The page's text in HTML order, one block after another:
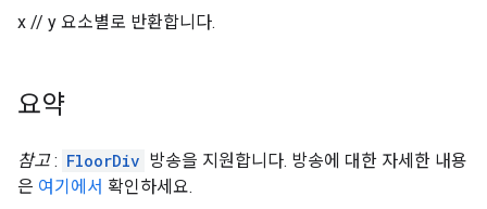
x // y 요소별로 반환합니다.
요약
참고: FloorDiv 방송을 지원합니다. 방송에 대한 자세한 내용
은 여기에서 확인하세요.